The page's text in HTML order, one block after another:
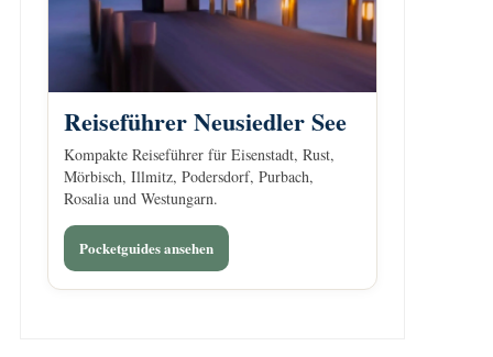
Reiseführer Neusiedler See
Kompakte Reiseführer für Eisenstadt, Rust,
Mörbisch, Illmitz, Podersdorf, Purbach,
Rosalia und Westungarn.
Pocketguides ansehen